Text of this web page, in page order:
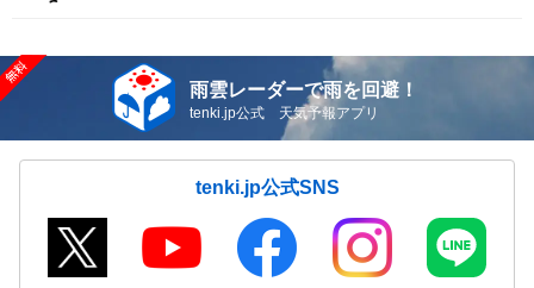
雨雲レーダーで雨を回避！
tenki.jp公式 天気予報アプリ
tenki.jp公式SNS